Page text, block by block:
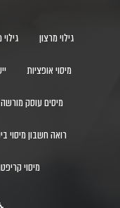
גילוי מרצון
מיסוי אופציות
מיסים עוסק מורשה
רואה חשבון מיסוי
מיסוי